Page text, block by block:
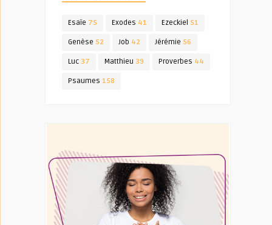
Esaïe 75 Exodes 41 Ezeckiel 51
Genèse 52 Job 42 Jérémie 56
Luc 37 Matthieu 39 Proverbes 44
Psaumes 158